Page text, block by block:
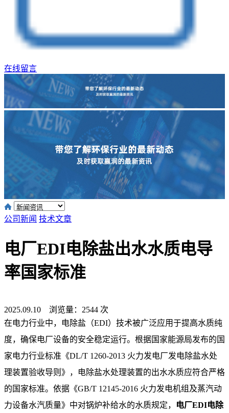
在线留言
公司新闻 技术文章
电厂EDI电除盐出水水质电导
率国家标准
2025.09.10 浏览量：2544 次
在电力行业中，电除盐（EDI）技术被广泛应用于提高水质纯
度，确保电厂设备的安全稳定运行。根据国家能源局发布的国
家电力行业标准《DL/T 1260-2013 火力发电厂发电除盐水处
理装置验收导则》，电除盐水处理装置的出水水质应符合严格
的国家标准。依据《GB/T 12145-2016 火力发电机组及蒸汽动
力设备水汽质量》中对锅炉补给水的水质规定，
电厂EDI电除